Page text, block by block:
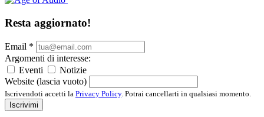
Resta aggiornato!
Email *
Argomenti di interesse:
Eventi
Notizie
Website (lascia vuoto)
Iscrivendoti accetti la Privacy Policy. Potrai cancellarti in qualsiasi momento.
Iscrivimi